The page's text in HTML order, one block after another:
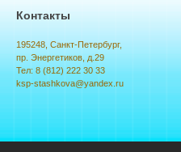
Контакты
195248, Санкт-Петербург,
пр. Энергетиков, д.29
Тел: 8 (812) 222 30 33
ksp-stashkova@yandex.ru